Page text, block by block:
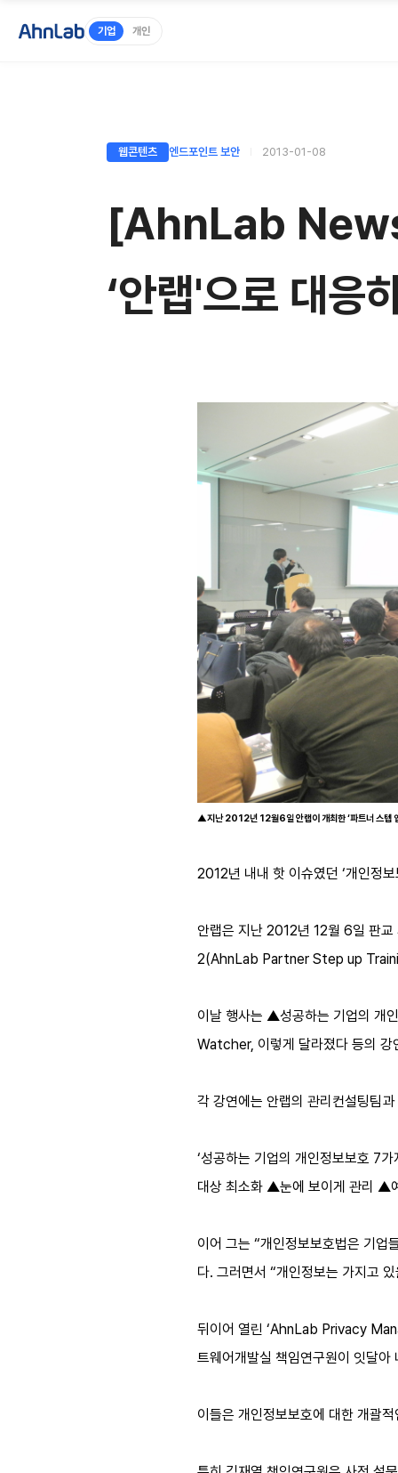
기업 개인
웹콘텐츠 엔드포인트 보안 2013-01-08
[AhnLab
‘안랩'으로 대응
▲지난 2012년 12월6일 안랩이 개최한 ‘파트너 스텝
2012년 내내 핫 이슈였던 ‘개인정
안랩은 지난 2012년 12월 6일 판교
2(AhnLab Partner Step up
이날 행사는 ▲성공하는 기업의
Watcher, 이렇게 달라졌다 등의 강
각 강연에는 안랩의 관리컨설팅팀
‘성공하는 기업의 개인정보보호 7
대상 최소화 ▲눈에 보이게 관리 ▲
이어 그는 “개인정보보호법은 기업
다. 그러면서 “개인정보는 가지고
뒤이어 열린 ‘AhnLab Privacy
트웨어개발실 책임연구원이 잇달아
이들은 개인정보보호에 대한 개괄